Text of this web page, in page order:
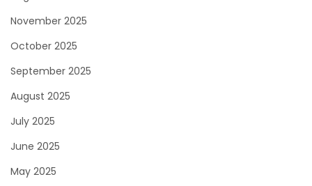
November 2025
October 2025
September 2025
August 2025
July 2025
June 2025
May 2025